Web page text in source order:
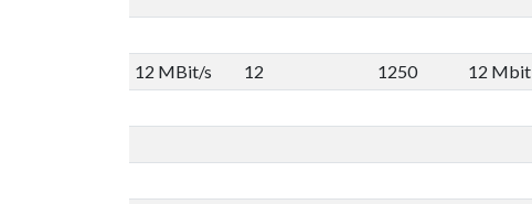
12 MBit/s
12 1250 12 Mbit